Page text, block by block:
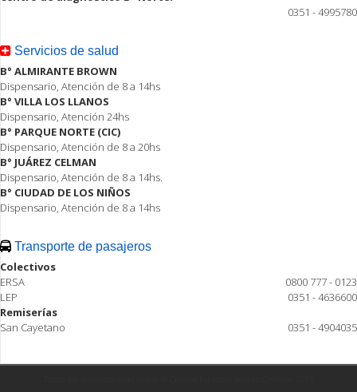
0351 - 4995780
Servicios de salud
B° ALMIRANTE BROWN
Dispensario, Atención de 8 a 14hs
B° VILLA LOS LLANOS
Dispensario, Atención 24hs
B° PARQUE NORTE (CIC)
Dispensario, Atención de 8 a 20hs
B° JUÁREZ CELMAN
Dispensario, Atención de 8 a 14hs.
B° CIUDAD DE LOS NIÑOS
Dispensario, Atención de 8 a 14hs
Transporte de pasajeros
Colectivos
ERSA
0800 777 - 0123
LEP
0351 - 4636600
Remiserías
San Cayetano
0351 - 4904035